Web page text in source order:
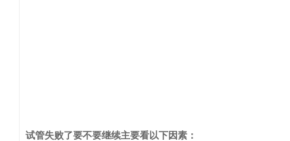
试管失败了要不要继续主要看以下因素：